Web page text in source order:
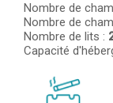
Nombre de
Nombre de
Nombre de lits :
Capacité